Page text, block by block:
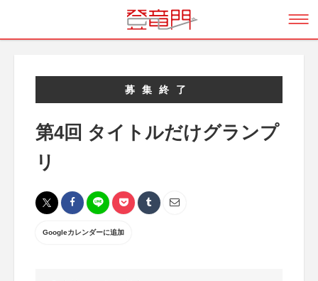
募集終了
第4回 タイトルだけグランプ
リ
Googleカレンダーに追加